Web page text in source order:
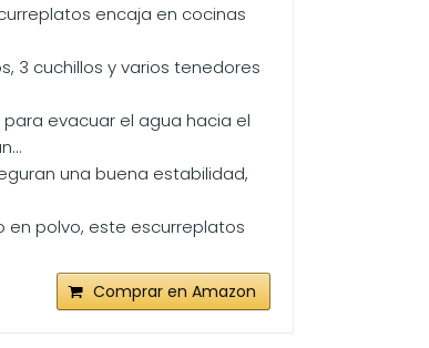
encaja en cocinas
3 cuchillos y varios tenedores
evacuar el agua hacia el
una buena estabilidad,
en polvo, este escurreplatos
Comprar en Amazon